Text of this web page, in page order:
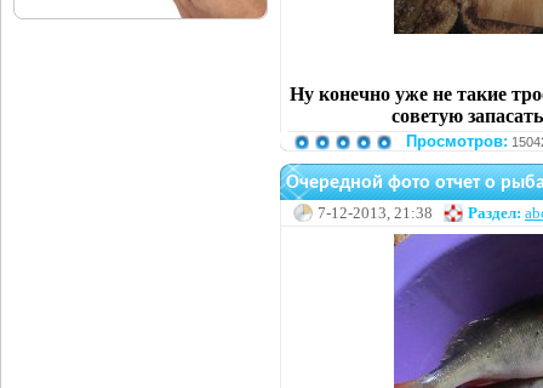
Ну конечно уже не такие
советую
Просмотров:
Очередной фото отчет о
7-12-2013, 21:38 Раздел: